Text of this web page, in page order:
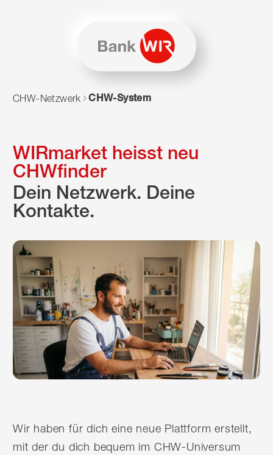
Zum Navigieren dieser Seite wird JavaScript benötigt.
CHW-Netzwerk CHW-System
WIRmarket heisst neu
CHWfinder
Dein Netzwerk. Deine
Kontakte.
Wir haben für dich eine neue Plattform erstellt,
mit der du dich bequem im CHW-Universum